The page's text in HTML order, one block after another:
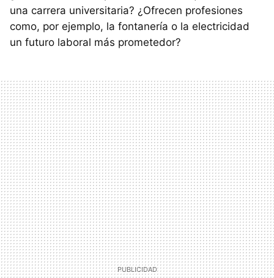
una carrera universitaria? ¿Ofrecen profesiones
como, por ejemplo, la fontanería o la electricidad
un futuro laboral más prometedor?